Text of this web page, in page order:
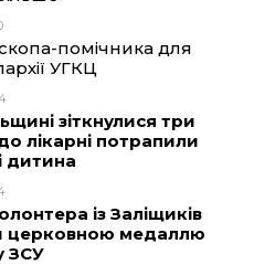
помічника для
УГКЦ
зіткнулися три
лікарні потрапили
дитина
із Заліщиків
церковною медаллю
ЗСУ